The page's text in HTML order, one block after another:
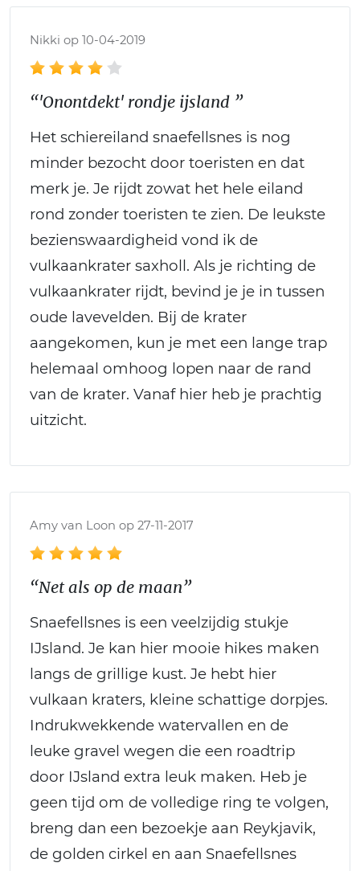
Nikki op 10-04-2019
“'Onontdekt' rondje ijsland ”
Het schiereiland snaefellsnes is nog
minder bezocht door toeristen en dat
merk je. Je rijdt zowat het hele eiland
rond zonder toeristen te zien. De leukste
bezienswaardigheid vond ik de
vulkaankrater saxholl. Als je richting de
vulkaankrater rijdt, bevind je je in tussen
oude lavevelden. Bij de krater
aangekomen, kun je met een lange trap
helemaal omhoog lopen naar de rand
van de krater. Vanaf hier heb je prachtig
uitzicht.
Amy van Loon op 27-11-2017
“Net als op de maan”
Snaefellsnes is een veelzijdig stukje
IJsland. Je kan hier mooie hikes maken
langs de grillige kust. Je hebt hier
vulkaan kraters, kleine schattige dorpjes.
Indrukwekkende watervallen en de
leuke gravel wegen die een roadtrip
door IJsland extra leuk maken. Heb je
geen tijd om de volledige ring te volgen,
breng dan een bezoekje aan Reykjavik,
de golden cirkel en aan Snaefellsnes